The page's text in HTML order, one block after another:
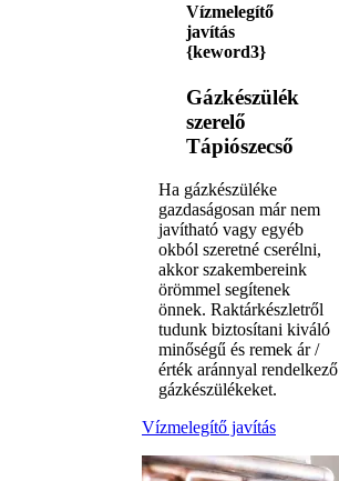
Vízmelegítő
javítás
{keword3}
Gázkészülék
szerelő
Tápiószecső
Ha gázkészüléke
gazdaságosan már nem
javítható vagy egyéb
okból szeretné cserélni,
akkor szakembereink
örömmel segítenek
önnek. Raktárkészletről
tudunk biztosítani kiváló
minőségű és remek ár /
érték aránnyal rendelkező
gázkészülékeket.
Vízmelegítő javítás